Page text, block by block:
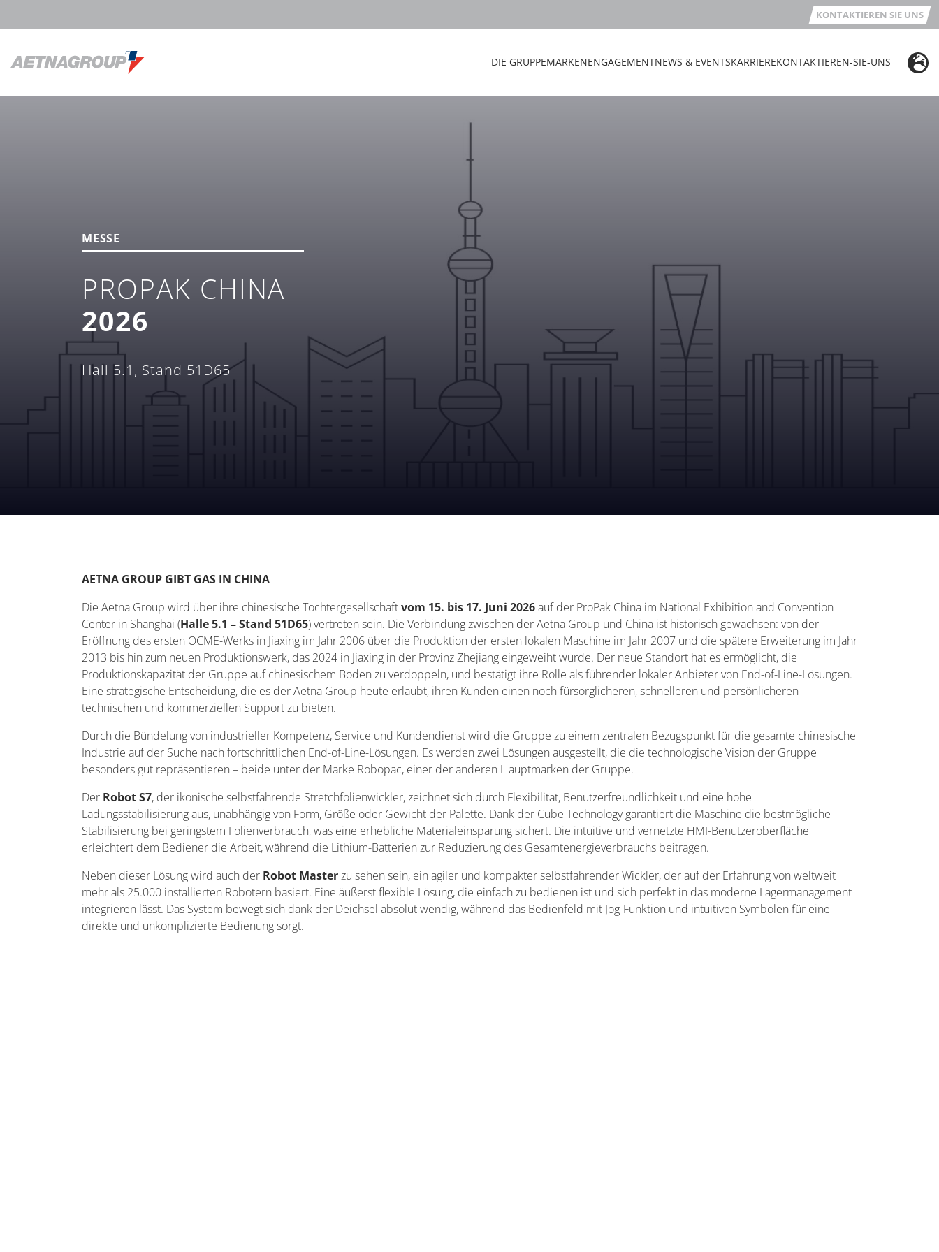
KONTAKTIEREN SIE UNS
DIE GRUPPEMARKENENGAGEMENTNEWS & EVENTSKARRIEREKONTAKTIEREN-SIE-UNS
MESSE
PROPAK CHINA
2026
Hall 5.1, Stand 51D65
AETNA GROUP GIBT GAS IN CHINA
Die Aetna Group wird über ihre chinesische Tochtergesellschaftvom 15. bis 17. Juni 2026auf der ProPak China im National Exhibition and Convention
Center in Shanghai (Halle 5.1 – Stand 51D65) vertreten sein. Die Verbindung zwischen der Aetna Group und China ist historisch gewachsen: von der
Eröffnung des ersten OCME-Werks in Jiaxing im Jahr 2006 über die Produktion der ersten lokalen Maschine im Jahr 2007 und die spätere Erweiterung im Jahr
2013 bis hin zum neuen Produktionswerk, das 2024 in Jiaxing in der Provinz Zhejiang eingeweiht wurde. Der neue Standort hat es ermöglicht, die
Produktionskapazität der Gruppe auf chinesischem Boden zu verdoppeln, und bestätigt ihre Rolle als führender lokaler Anbieter von End-of-Line-Lösungen.
Eine strategische Entscheidung, die es der Aetna Group heute erlaubt, ihren Kunden einen noch fürsorglicheren, schnelleren und persönlicheren
technischen und kommerziellen Support zu bieten.
Durch die Bündelung von industrieller Kompetenz, Service und Kundendienst wird die Gruppe zu einem zentralen Bezugspunkt für die gesamte chinesische
Industrie auf der Suche nach fortschrittlichen End-of-Line-Lösungen. Es werden zwei Lösungen ausgestellt, die die technologische Vision der Gruppe
besonders gut repräsentieren – beide unter der Marke Robopac, einer der anderen Hauptmarken der Gruppe.
Der Robot S7, der ikonische selbstfahrende Stretchfolienwickler, zeichnet sich durch Flexibilität, Benutzerfreundlichkeit und eine hohe
Ladungsstabilisierung aus, unabhängig von Form, Größe oder Gewicht der Palette. Dank der Cube Technology garantiert die Maschine die bestmögliche
Stabilisierung bei geringstem Folienverbrauch, was eine erhebliche Materialeinsparung sichert. Die intuitive und vernetzte HMI-Benutzeroberfläche
erleichtert dem Bediener die Arbeit, während die Lithium-Batterien zur Reduzierung des Gesamtenergieverbrauchs beitragen.
Neben dieser Lösung wird auch der Robot Masterzu sehen sein, ein agiler und kompakter selbstfahrender Wickler, der auf der Erfahrung von weltweit
mehr als 25.000 installierten Robotern basiert. Eine äußerst flexible Lösung, die einfach zu bedienen ist und sich perfekt in das moderne Lagermanagement
integrieren lässt. Das System bewegt sich dank der Deichsel absolut wendig, während das Bedienfeld mit Jog-Funktion und intuitiven Symbolen für eine
direkte und unkomplizierte Bedienung sorgt.